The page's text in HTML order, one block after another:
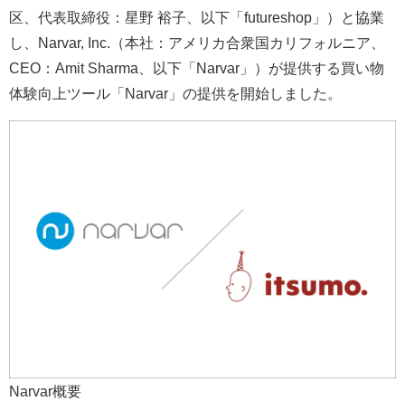
区、代表取締役：星野 裕子、以下「futureshop」）と協業
し、Narvar, Inc.（本社：アメリカ合衆国カリフォルニア、
CEO：Amit Sharma、以下「Narvar」）が提供する買い物
体験向上ツール「Narvar」の提供を開始しました。
Narvar概要